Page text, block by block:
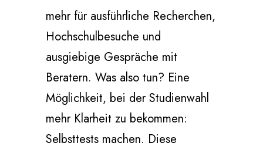
mehr für ausführliche Recherchen,
Hochschulbesuche und
ausgiebige Gespräche mit
Beratern. Was also tun? Eine
Möglichkeit, bei der Studienwahl
mehr Klarheit zu bekommen:
Selbsttests machen. Diese